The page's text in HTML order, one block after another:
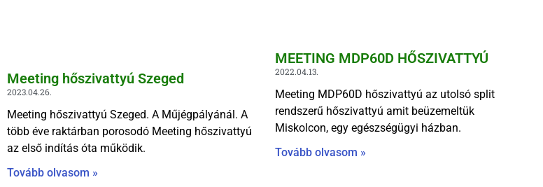
Meeting hőszivattyú Szeged
2023.04.26.
Meeting hőszivattyú Szeged. A Műjégpályánál. A
több éve raktárban porosodó Meeting hőszivattyú
az első indítás óta működik.
Tovább olvasom »
MEETING MDP60D HŐSZIVATTYÚ
2022.04.13.
Meeting MDP60D hőszivattyú az utolsó split
rendszerű hőszivattyú amit beüzemeltük
Miskolcon, egy egészségügyi házban.
Tovább olvasom »